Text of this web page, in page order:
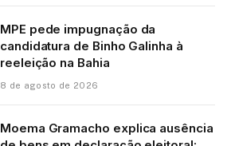
MPE pede impugnação da
candidatura de Binho Galinha à
reeleição na Bahia
8 de agosto de 2026
Moema Gramacho explica ausência